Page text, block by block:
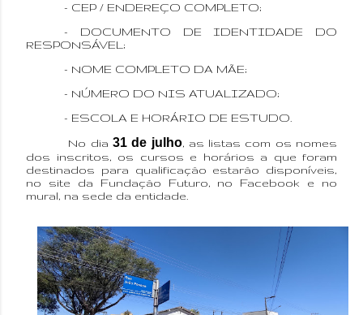
- CEP / ENDEREÇO COMPLETO;
- DOCUMENTO DE IDENTIDADE DO
RESPONSÁVEL;
- NOME COMPLETO DA MÃE;
- NÚMERO DO NIS ATUALIZADO;
- ESCOLA E HORÁRIO DE ESTUDO.
No dia31 de julho, as listas com os nomes
dos inscritos, os cursos e horários a que foram
destinados para qualificação estarão disponíveis,
no site da Fundação Futuro, no Facebook e no
mural, na sede da entidade.